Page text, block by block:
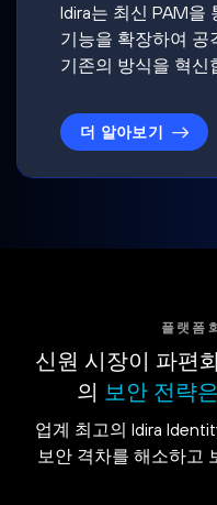
Idira는 최신 PAM을
기능을 확장하여 공
기존의 방식을 혁신
더 알아보기
플랫폼
신원 시장이 파편
의 보안 전략
업계 최고의 Idira
보안 격차를 해소하고